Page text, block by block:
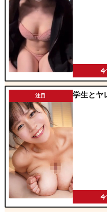
今
注目 学生とヤ
今